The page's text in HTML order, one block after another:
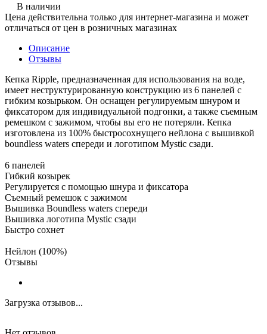
В наличии
Цена действительна только для интернет-магазина и может
отличаться от цен в розничных магазинах
Описание
Отзывы
Кепка Ripple, предназначенная для использования на воде,
имеет неструктурированную конструкцию из 6 панелей с
гибким козырьком. Он оснащен регулируемым шнуром и
фиксатором для индивидуальной подгонки, а также съемным
ремешком с зажимом, чтобы вы его не потеряли. Кепка
изготовлена из 100% быстросохнущего нейлона с вышивкой
boundless waters спереди и логотипом Mystic сзади.
6 панелей
Гибкий козырек
Регулируется с помощью шнура и фиксатора
Съемный ремешок с зажимом
Вышивка Boundless waters спереди
Вышивка логотипа Mystic сзади
Быстро сохнет
Нейлон (100%)
Отзывы
Загрузка отзывов...